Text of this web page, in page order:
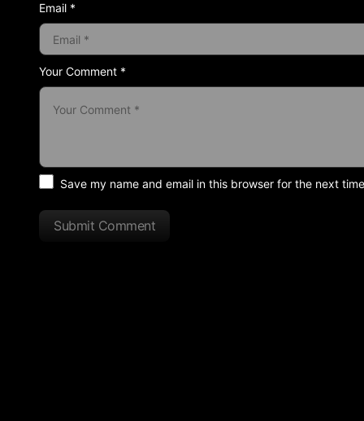
Your Comment *
Email *
Save my name and email in this browser for the next
Submit Comment